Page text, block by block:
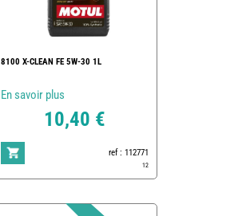
8100 X-CLEAN FE 5W-30 1L
En savoir plus
10,40 €
ref : 112771
12